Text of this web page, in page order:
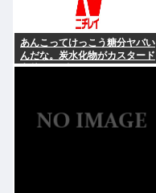
あんこってけっこう糖分ヤバい
んだな。炭水化物がカスタード
七越の1.8倍くらいあったぞ。